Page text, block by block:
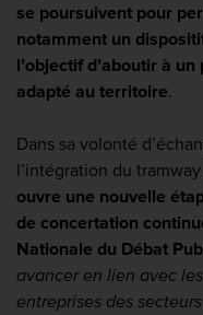
se poursuivent pour
notamment un
l’objectif d’aboutir à
adapté au territoire.
Dans sa volonté
l’intégration du
ouvre une nouvelle
de concertation
Nationale du Débat
avancer en lien avec
entreprises des